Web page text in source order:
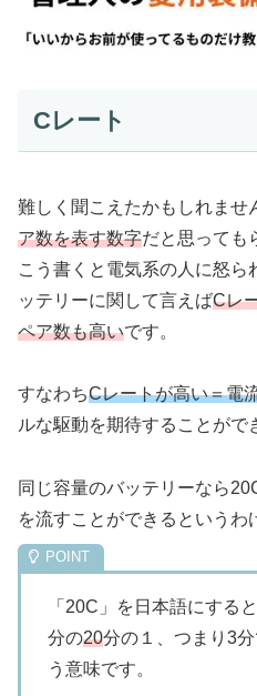
Cレート
難しく聞こえたかもしれませ
ア数を表す数字だと思っても
こう書くと電気系の人に怒
ッテリーに関して言えばCレ
ペア数も高いです。
すなわちCレートが高い＝電
ルな駆動を期待することがで
同じ容量のバッテリーなら
を流すことができるというわ
「20C」を日本語にする
分の20分の１、つまり3
う意味です。